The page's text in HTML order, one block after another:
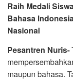
Raih Medali
Bahasa
Nasional
Pesantren Nuris-
maupun bahasa.